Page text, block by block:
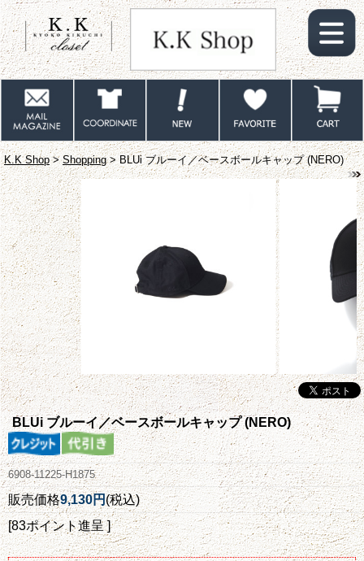
K.K Shop>Shopping> BLUi ブルーイ／ベースボールキャップ (NERO)
BLUi ブルーイ／ベースボールキャップ (NERO)
6908-11225-H1875
販売価格9,130円(税込)
[83ポイント進呈 ]